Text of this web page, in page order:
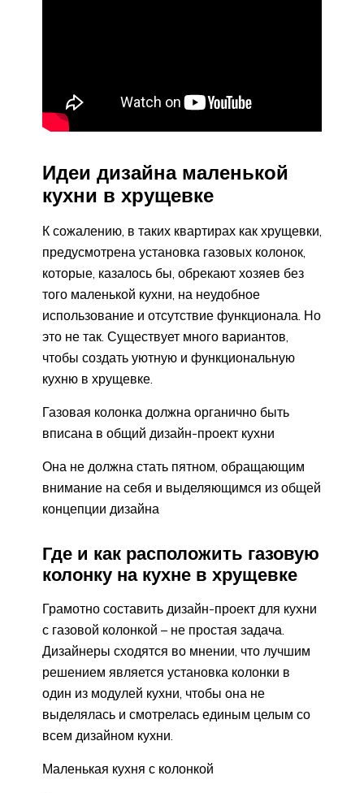
Идеи дизайна маленькой
кухни в хрущевке
К сожалению, в таких квартирах как хрущевки,
предусмотрена установка газовых колонок,
которые, казалось бы, обрекают хозяев без
того маленькой кухни, на неудобное
использование и отсутствие функционала. Но
это не так. Существует много вариантов,
чтобы создать уютную и функциональную
кухню в хрущевке.
Газовая колонка должна органично быть
вписана в общий дизайн-проект кухни
Она не должна стать пятном, обращающим
внимание на себя и выделяющимся из общей
концепции дизайна
Где и как расположить газовую
колонку на кухне в хрущевке
Грамотно составить дизайн-проект для кухни
с газовой колонкой – не простая задача.
Дизайнеры сходятся во мнении, что лучшим
решением является установка колонки в
один из модулей кухни, чтобы она не
выделялась и смотрелась единым целым со
всем дизайном кухни.
Маленькая кухня с колонкой